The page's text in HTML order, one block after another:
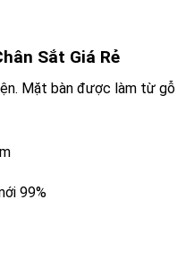
Sắt Giá Rẻ
Mặt bàn được làm từ gỗ
99%